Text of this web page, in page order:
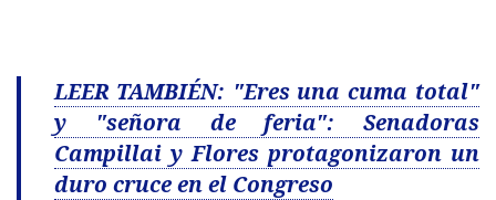
LEER TAMBIÉN: "Eres una cuma total"
y "señora de feria": Senadoras
Campillai y Flores protagonizaron un
duro cruce en el Congreso